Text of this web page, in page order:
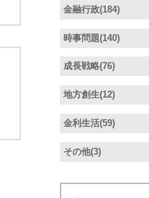
金融行政(184)
時事問題(140)
成長戦略(76)
地方創生(12)
金利生活(59)
その他(3)